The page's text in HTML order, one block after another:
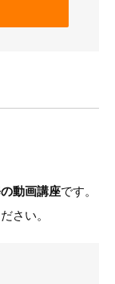
動画講座です。
さい。